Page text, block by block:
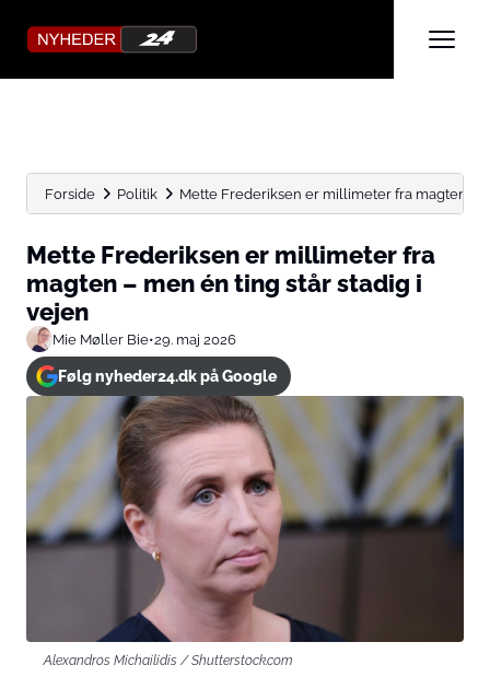
Forside Politik Mette Frederiksen er millimeter fra magten –
Mette Frederiksen er millimeter fra
magten – men én ting står stadig i
vejen
Mie Møller Bie•29. maj 2026
Følg nyheder24.dk på Google
Alexandros Michailidis / Shutterstock.com